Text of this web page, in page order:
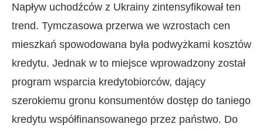
Napływ uchodźców z Ukrainy zintensyfikował ten
trend. Tymczasowa przerwa we wzrostach cen
mieszkań spowodowana była podwyżkami kosztów
kredytu. Jednak w to miejsce wprowadzony został
program wsparcia kredytobiorców, dający
szerokiemu gronu konsumentów dostęp do taniego
kredytu współfinansowanego przez państwo. Do